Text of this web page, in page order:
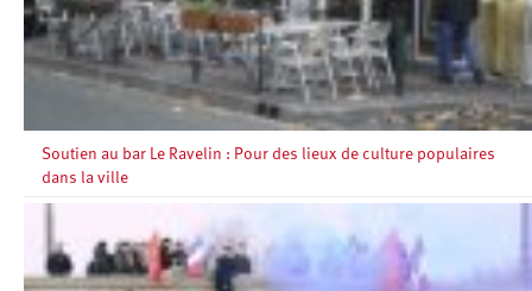
Soutien au bar Le Ravelin : Pour des lieux de culture populaires
dans la ville